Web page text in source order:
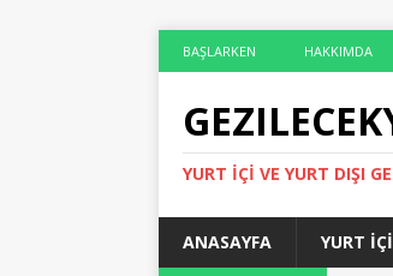
BAŞLARKEN HAKKIMDA
YURT İÇI VE YURT DIŞI
ANASAYFA YURT İÇI